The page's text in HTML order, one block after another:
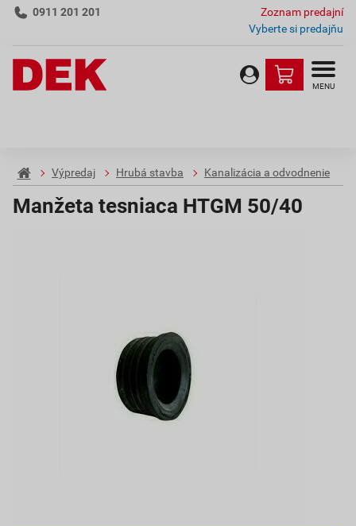
0911 201 201
Zoznam predajní
Vyberte si predajňu
MENU
Výpredaj Hrubá stavba Kanalizácia a odvodnenie
Manžeta tesniaca HTGM 50/40